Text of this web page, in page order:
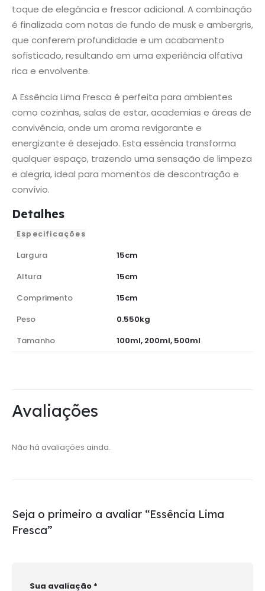
toque de elegância e frescor adicional. A combinação
é finalizada com notas de fundo de musk e ambergris,
que conferem profundidade e um acabamento
sofisticado, resultando em uma experiência olfativa
rica e envolvente.
A Essência Lima Fresca é perfeita para ambientes
como cozinhas, salas de estar, academias e áreas de
convivência, onde um aroma revigorante e
energizante é desejado. Esta essência transforma
qualquer espaço, trazendo uma sensação de limpeza
e alegria, ideal para momentos de descontração e
convívio.
Detalhes
Especificações
Largura
15cm
Altura
15cm
Comprimento
15cm
Peso
0.550kg
Tamanho
100ml, 200ml, 500ml
Avaliações
Não há avaliações ainda.
Seja o primeiro a avaliar “Essência Lima
Fresca”
Sua avaliação *